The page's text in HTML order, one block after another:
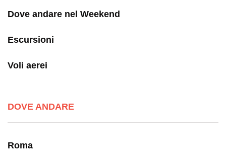
Dove andare nel Weekend
Escursioni
Voli aerei
DOVE ANDARE
Roma